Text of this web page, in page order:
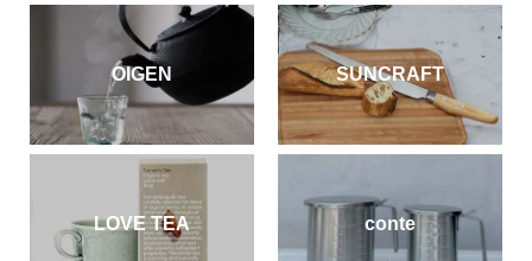
OIGEN SUNCRAFT
LOVE TEA conte